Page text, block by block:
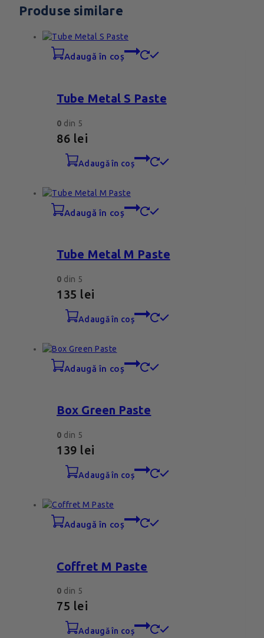
Produse similare
adaugă în coș
Tube Metal S Paste
0 din 5
86 lei
adaugă în coș
adaugă în coș
Tube Metal M Paste
0 din 5
135 lei
adaugă în coș
adaugă în coș
Box Green Paste
0 din 5
139 lei
adaugă în coș
adaugă în coș
Coffret M Paste
0 din 5
75 lei
adaugă în coș